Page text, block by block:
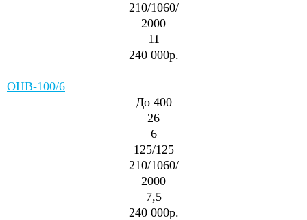
210/1060/
2000
11
240 000р.
ОНВ-100/6
До 400
26
6
125/125
210/1060/
2000
7,5
240 000р.